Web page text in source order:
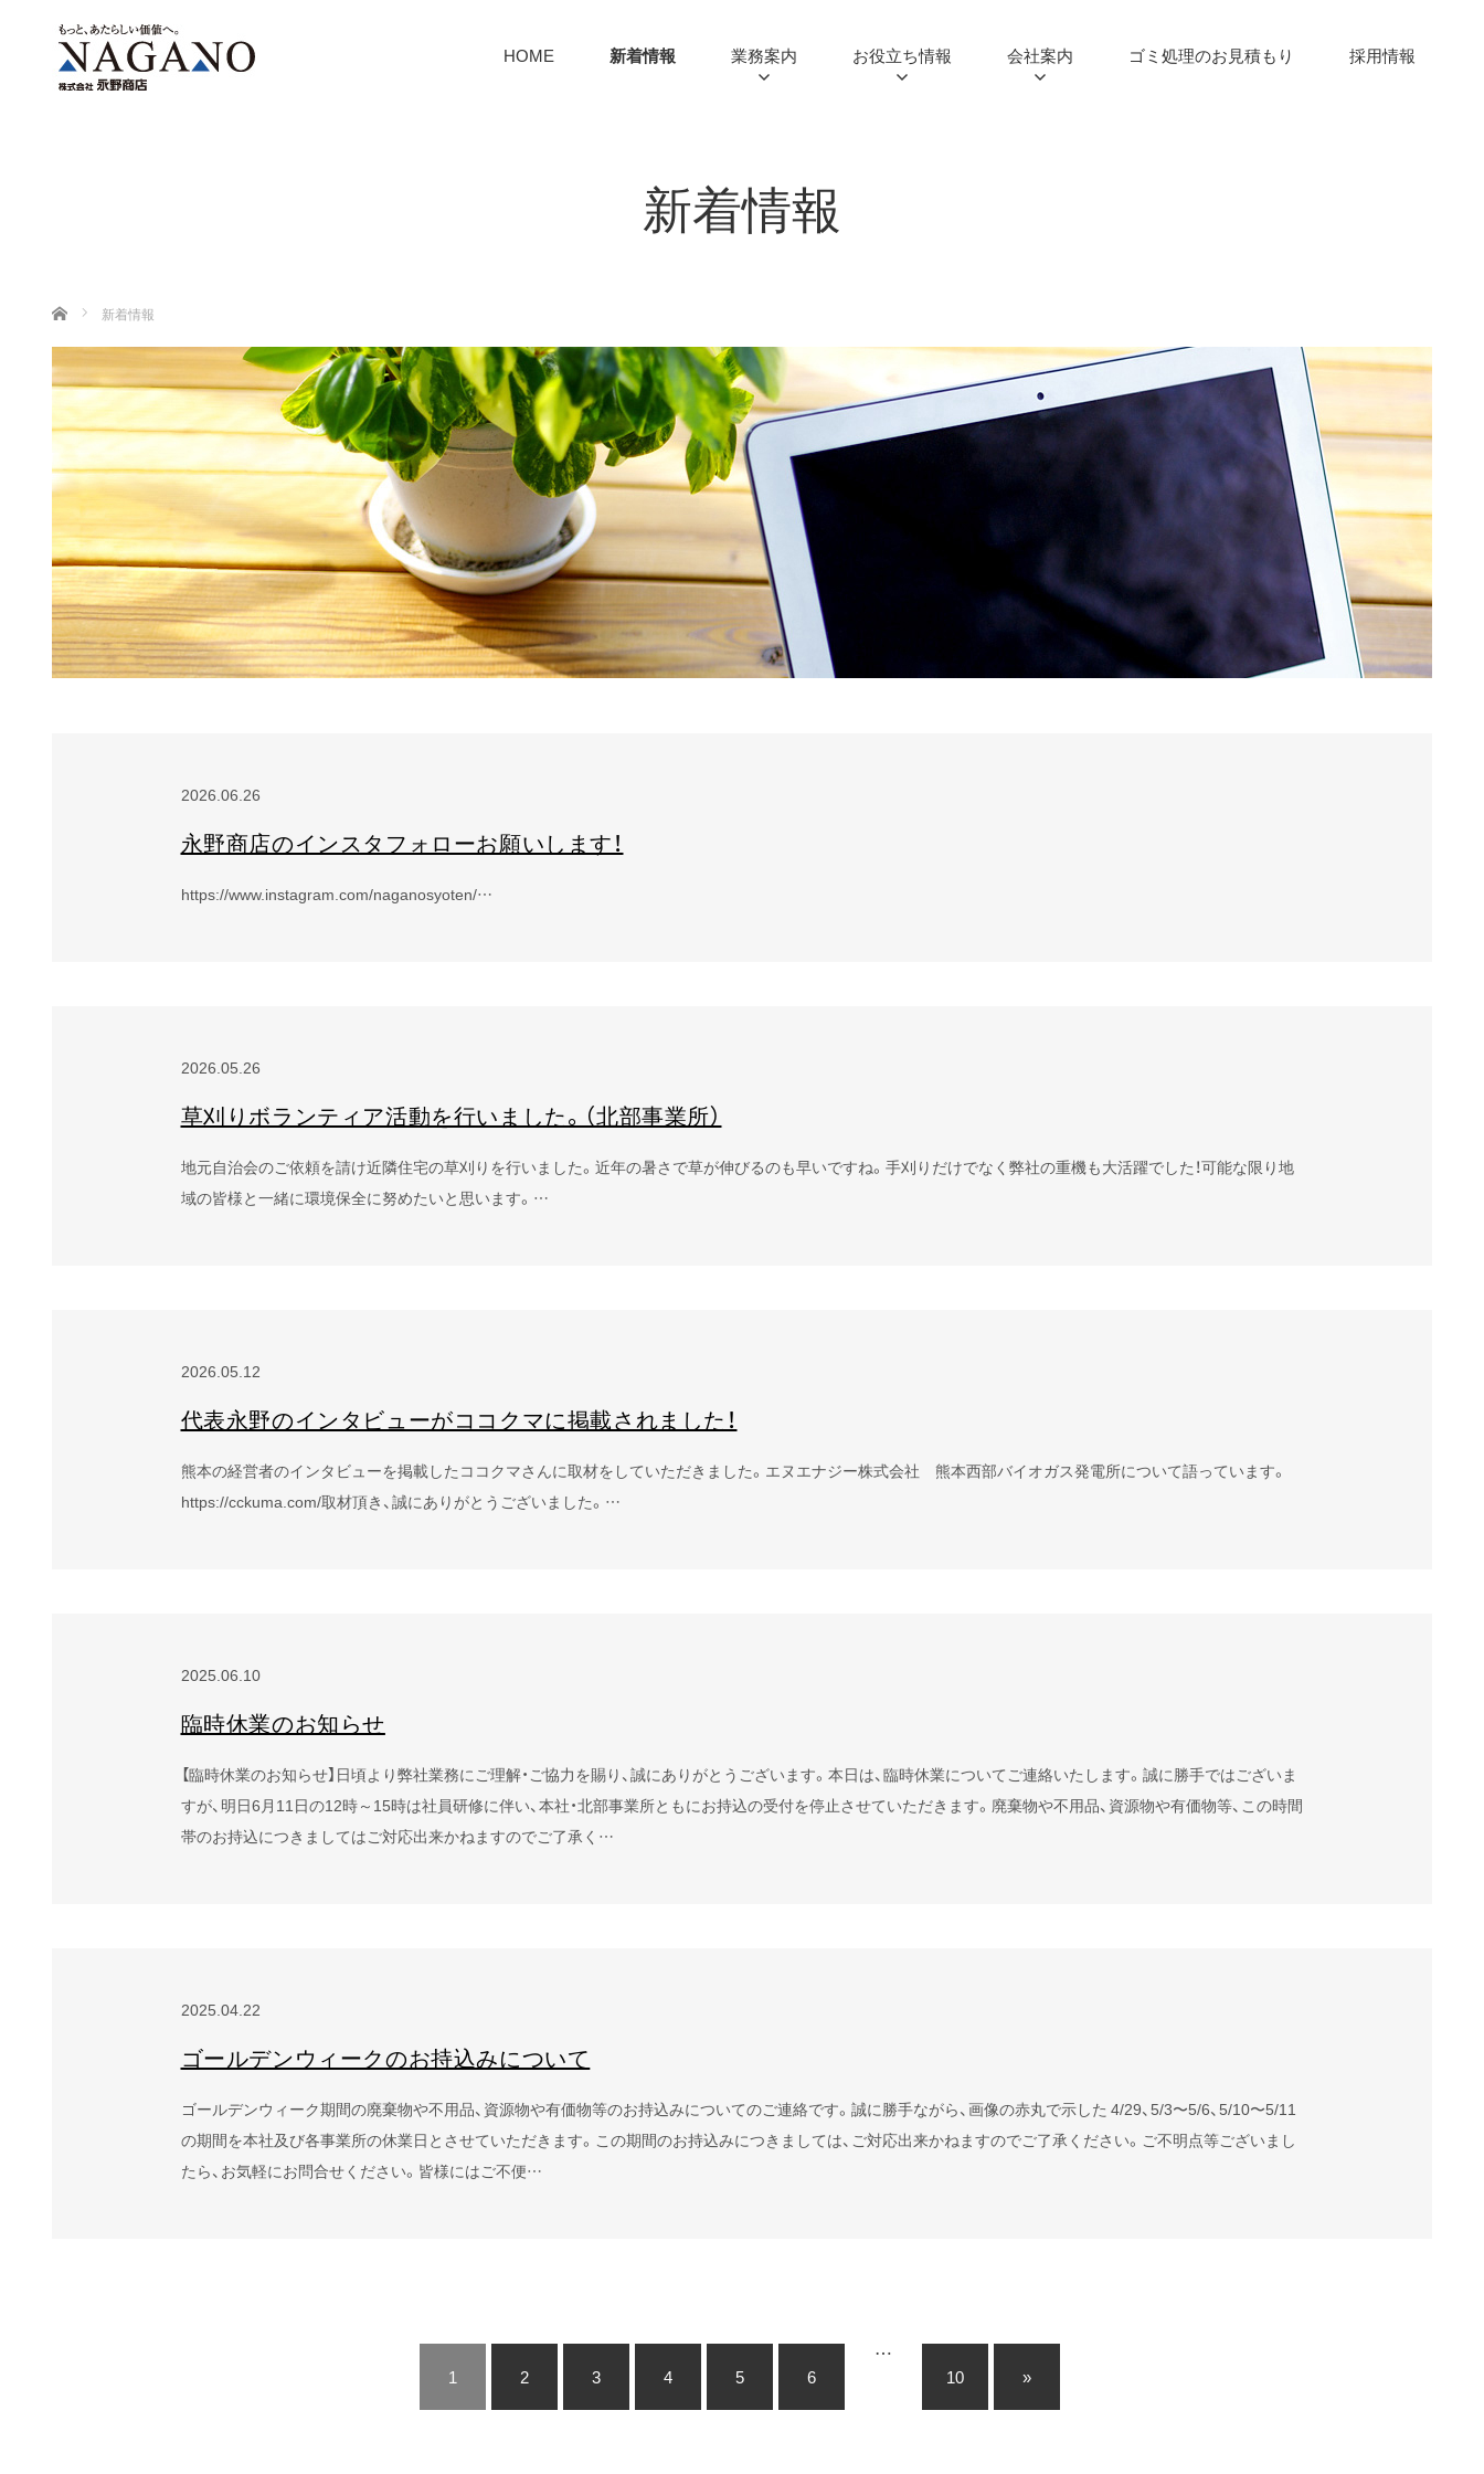
HOME 新着情報 業務案内 お役立ち情報 会社案内 ゴミ処理のお見積もり 採用情報
新着情報
ホーム 新着情報
2026.06.26
永野商店のインスタフォローお願いします！
https://www.instagram.com/naganosyoten/…
2026.05.26
草刈りボランティア活動を行いました。（北部事業所）
地元自治会のご依頼を請け近隣住宅の草刈りを行いました。近年の暑さで草が伸びるのも早いですね。手刈りだけでなく弊社の重機も大活躍でした！可能な限り地
域の皆様と一緒に環境保全に努めたいと思います。…
2026.05.12
代表永野のインタビューがココクマに掲載されました！
熊本の経営者のインタビューを掲載したココクマさんに取材をしていただきました。エヌエナジー株式会社 熊本西部バイオガス発電所について語っています。
https://cckuma.com/取材頂き、誠にありがとうございました。…
2025.06.10
臨時休業のお知らせ
【臨時休業のお知らせ】日頃より弊社業務にご理解・ご協力を賜り、誠にありがとうございます。本日は、臨時休業についてご連絡いたします。誠に勝手ではございま
すが、明日6月11日の12時～15時は社員研修に伴い、本社・北部事業所ともにお持込の受付を停止させていただきます。廃棄物や不用品、資源物や有価物等、この時間
帯のお持込につきましてはご対応出来かねますのでご了承く…
2025.04.22
ゴールデンウィークのお持込みについて
ゴールデンウィーク期間の廃棄物や不用品、資源物や有価物等のお持込みについてのご連絡です。誠に勝手ながら、画像の赤丸で示した 4/29、5/3〜5/6、5/10〜5/11
の期間を本社及び各事業所の休業日とさせていただきます。この期間のお持込みにつきましては、ご対応出来かねますのでご了承ください。ご不明点等ございまし
たら、お気軽にお問合せください。皆様にはご不便…
1 2 3 4 5 6
…
10 »